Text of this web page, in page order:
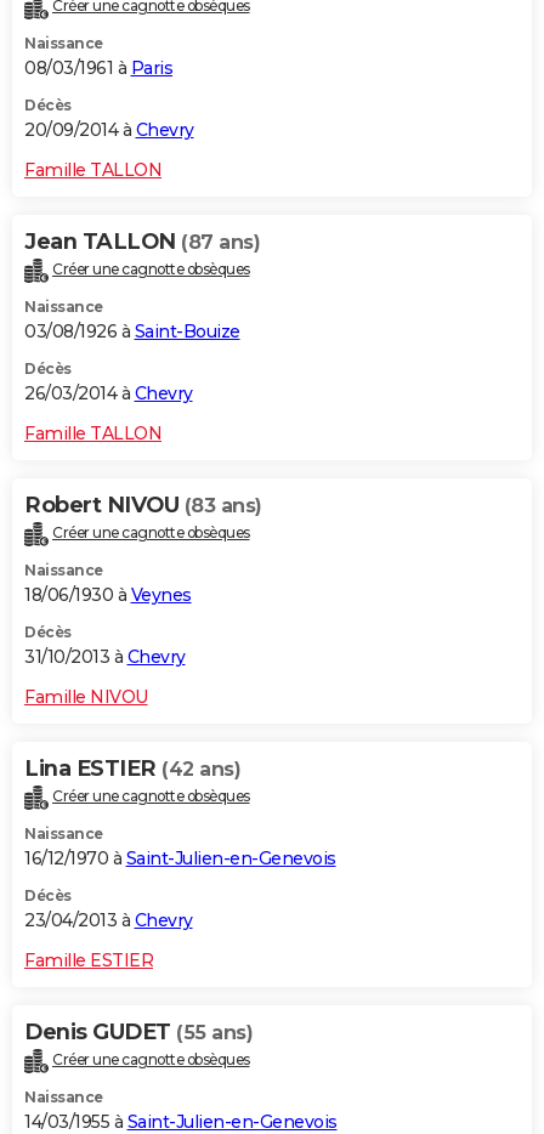
Créer une cagnotte obsèques
Naissance
08/03/1961 à Paris
Décès
20/09/2014 à Chevry
Famille TALLON
Jean TALLON (87 ans)
Créer une cagnotte obsèques
Naissance
03/08/1926 à Saint-Bouize
Décès
26/03/2014 à Chevry
Famille TALLON
Robert NIVOU (83 ans)
Créer une cagnotte obsèques
Naissance
18/06/1930 à Veynes
Décès
31/10/2013 à Chevry
Famille NIVOU
Lina ESTIER (42 ans)
Créer une cagnotte obsèques
Naissance
16/12/1970 à Saint-Julien-en-Genevois
Décès
23/04/2013 à Chevry
Famille ESTIER
Denis GUDET (55 ans)
Créer une cagnotte obsèques
Naissance
14/03/1955 à Saint-Julien-en-Genevois